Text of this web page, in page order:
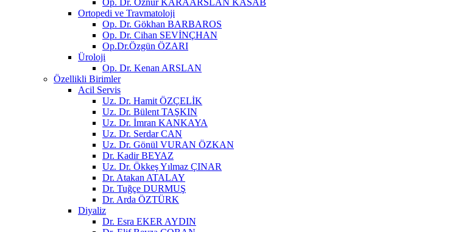
Ortopedi ve Travmatoloji
Op. Dr. Gökhan BARBAROS
Op. Dr. Cihan SEVİNÇHAN
Op.Dr.Özgün ÖZARI
Üroloji
Op. Dr. Kenan ARSLAN
Özellikli Birimler
Acil Servis
Uz. Dr. Hamit ÖZÇELİK
Uz. Dr. Bülent TAŞKIN
Uz. Dr. İmran KANKAYA
Uz. Dr. Serdar CAN
Uz. Dr. Gönül VURAN ÖZKAN
Dr. Kadir BEYAZ
Uz. Dr. Ökkeş Yılmaz ÇINAR
Dr. Atakan ATALAY
Dr. Tuğçe DURMUŞ
Dr. Arda ÖZTÜRK
Diyaliz
Dr. Esra EKER AYDIN